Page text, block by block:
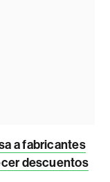
a fabricantes
descuentos